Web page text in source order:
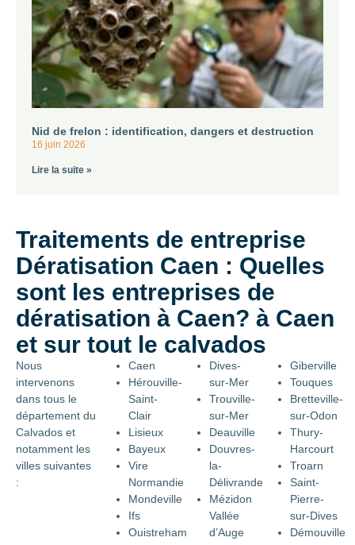
Nid de frelon : identification, dangers et destruction
16 juin 2026
Lire la suite »
Traitements de entreprise
Dératisation Caen : Quelles
sont les entreprises de
dératisation à Caen? à Caen
et sur tout le calvados
Nous
intervenons
dans tous le
département du
Calvados et
notamment les
villes suivantes
:
Caen
Hérouville-
Saint-
Clair
Lisieux
Bayeux
Vire
Normandie
Mondeville
Ifs
Ouistreham
Dives-
sur-Mer
Trouville-
sur-Mer
Deauville
Douvres-
la-
Délivrande
Mézidon
Vallée
d’Auge
Giberville
Touques
Bretteville-
sur-Odon
Thury-
Harcourt
Troarn
Saint-
Pierre-
sur-Dives
Démouville